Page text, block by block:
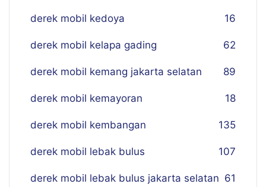
derek mobil kedoya 16
derek mobil kelapa gading 62
derek mobil kemang jakarta selatan 89
derek mobil kemayoran 18
derek mobil kembangan 135
derek mobil lebak bulus 107
derek mobil lebak bulus jakarta selatan 61